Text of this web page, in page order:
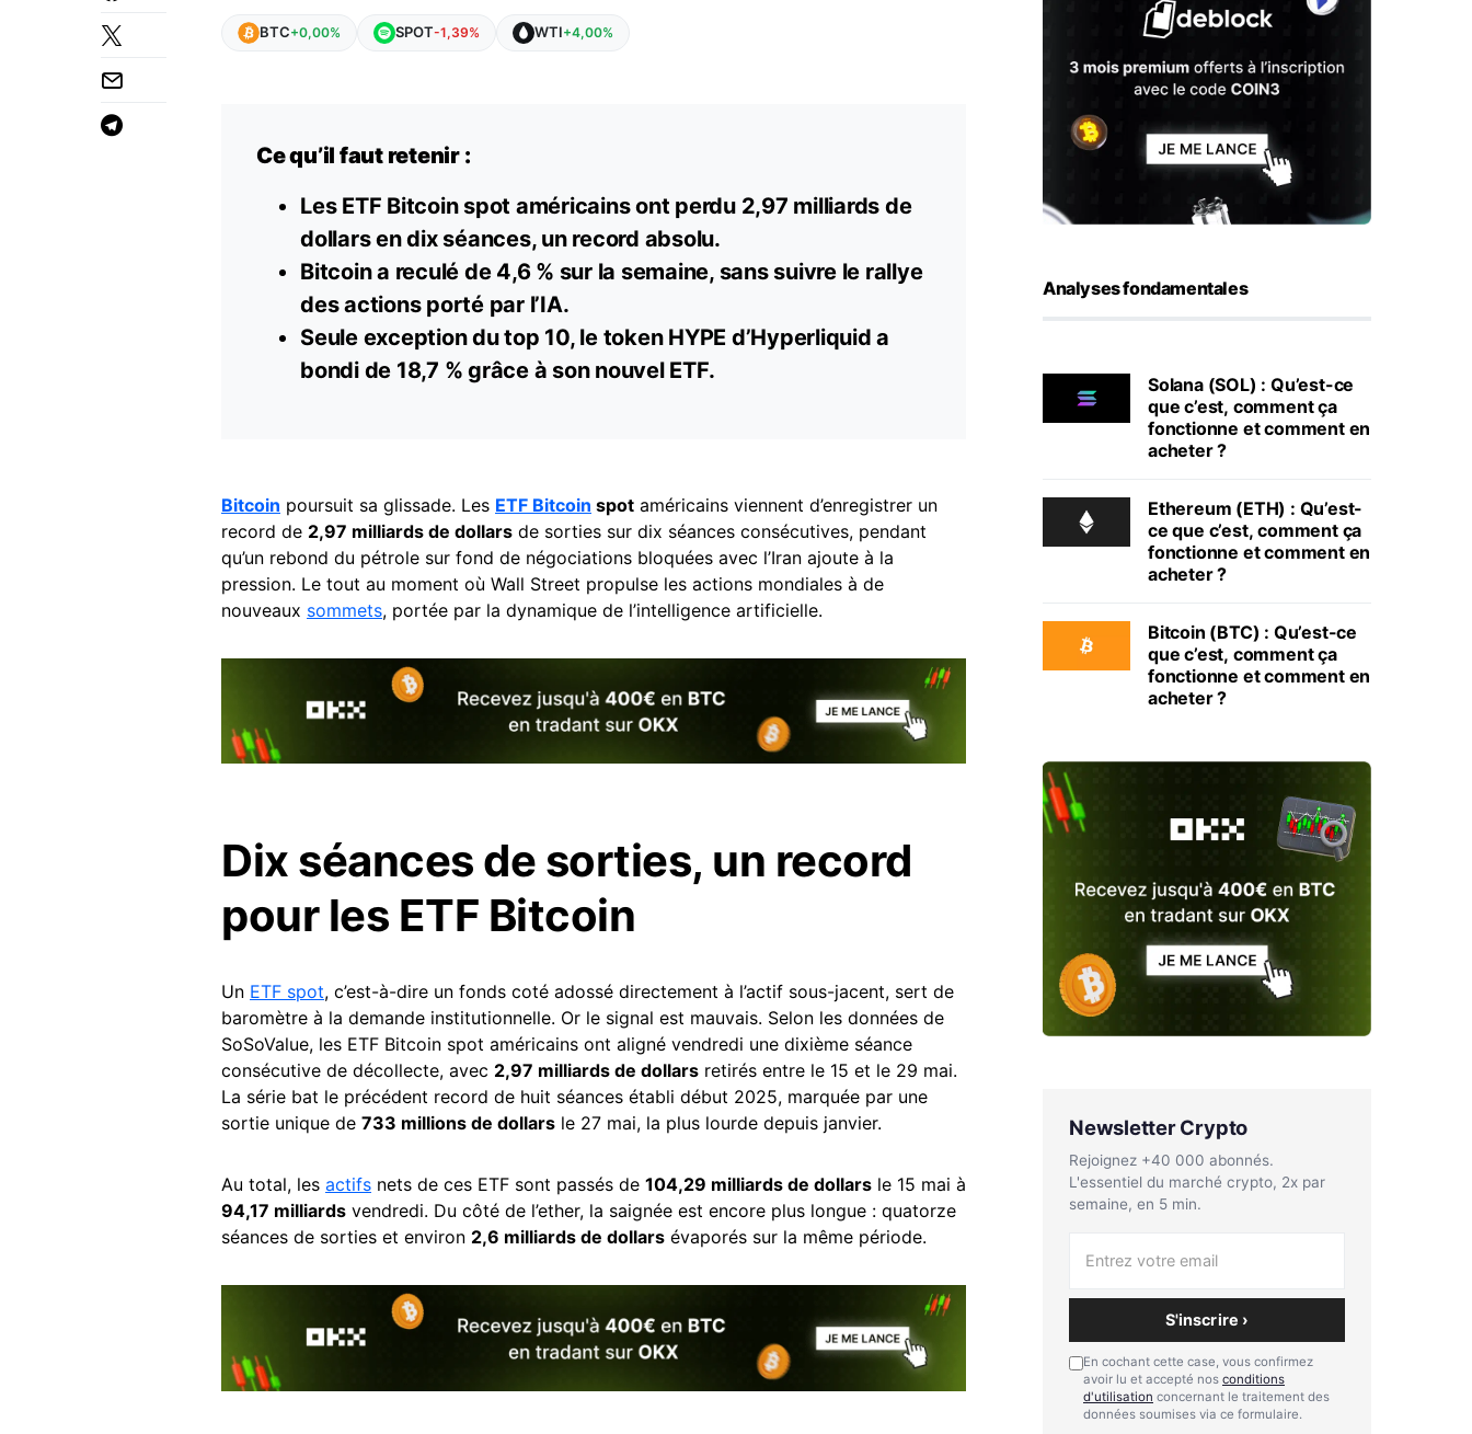
BTC+0,00% SPOT-1,39% WTI+4,00%
Ce qu’il faut retenir :
Les ETF Bitcoin spot américains ont perdu 2,97 milliards de
dollars en dix séances, un record absolu.
Bitcoin a reculé de 4,6 % sur la semaine, sans suivre le rallye
des actions porté par l’IA.
Seule exception dutop 10, le token HYPE d’Hyperliquid a
bondi de 18,7 % grâce à son nouvel ETF.
Bitcoin poursuit sa glissade. Les ETF Bitcoin spot américains viennent d’enregistrer un
record de 2,97 milliards de dollars de sorties sur dix séances consécutives, pendant
qu’un rebond du pétrole sur fond de négociations bloquées avec l’Iran ajoute à la
pression. Le tout au moment où Wall Street propulse les actions mondiales à de
nouveaux sommets, portée par la dynamique de l’intelligence artificielle.
Dix séances de sorties, un record
pour les ETF Bitcoin
Un ETF spot, c’est-à-dire un fonds coté adossé directement à l’actif sous-jacent, sert de
baromètre à la demande institutionnelle. Or le signal est mauvais. Selon les données de
SoSoValue, les ETF Bitcoin spot américains ont aligné vendredi une dixième séance
consécutive de décollecte, avec 2,97 milliards de dollars retirés entre le 15 et le 29 mai.
La série bat le précédent record de huit séances établi début 2025, marquée par une
sortie unique de 733 millions de dollars le 27 mai, la plus lourde depuis janvier.
Au total, les actifs nets de ces ETF sont passés de 104,29 milliards de dollars le 15 mai à
94,17 milliards vendredi. Du côté de l’ether, la saignée est encore plus longue : quatorze
séances de sorties et environ 2,6 milliards de dollars évaporés sur la même période.
Analyses fondamentales
Solana (SOL) : Qu’est-ce
que c’est, comment ça
fonctionne et comment en
acheter ?
Ethereum (ETH) : Qu’est-
ce que c’est, comment ça
fonctionne et comment en
acheter ?
Bitcoin (BTC) : Qu’est-ce
que c’est, comment ça
fonctionne et comment en
acheter ?
Newsletter Crypto
Rejoignez +40 000 abonnés.
L'essentiel du marché crypto, 2x par
semaine, en 5 min.
S'inscrire ›
En cochant cette case, vous confirmez
avoir lu et accepté nos conditions
d'utilisation concernant le traitement des
données soumises via ce formulaire.